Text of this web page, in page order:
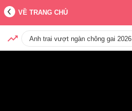
VỀ TRANG CHỦ
Anh trai vượt ngàn chông gai 2026